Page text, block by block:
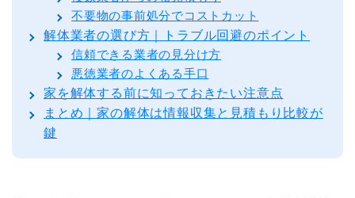
不要物の事前処分でコストカット
解体業者の選び方｜トラブル回避のポイント
信頼できる業者の見分け方
悪徳業者のよくある手口
家を解体する前に知っておきたい注意点
まとめ｜家の解体は情報収集と見積もり比較が
鍵